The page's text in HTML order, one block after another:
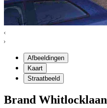
Afbeeldingen
Kaart
Straatbeeld
Brand Whitlocklaan